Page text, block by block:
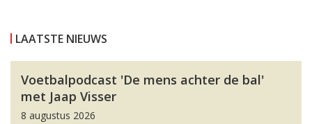
LAATSTE NIEUWS
Voetbalpodcast 'De mens achter de bal'
met Jaap Visser
8 augustus 2026